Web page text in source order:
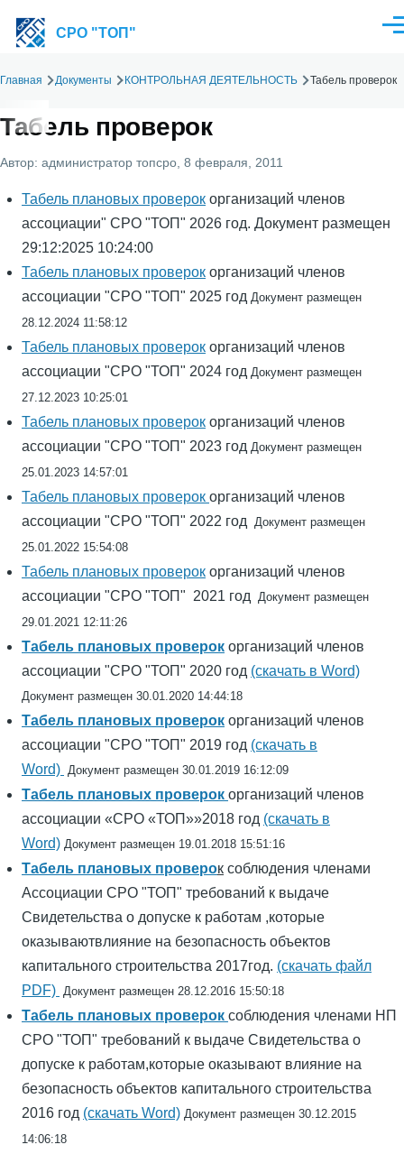
СРО "ТОП"
Строка
навигации
Главная Документы КОНТРОЛЬНАЯ ДЕЯТЕЛЬНОСТЬ Табель проверок
Табель проверок
Автор: администратор топсро , 8 февраля, 2011
Табель плановых проверок организаций членов
ассоциации" СРО "ТОП" 2026 год. Документ размещен
29:12:2025 10:24:00
Табель плановых проверок организаций членов
ассоциации "СРО "ТОП" 2025 год Документ размещен
28.12.2024 11:58:12
Табель плановых проверок организаций членов
ассоциации "СРО "ТОП" 2024 год Документ размещен
27.12.2023 10:25:01
Табель плановых проверок организаций членов
ассоциации "СРО "ТОП" 2023 год Документ размещен
25.01.2023 14:57:01
Табель плановых проверок организаций членов
ассоциации "СРО "ТОП" 2022 год
Документ размещен
25.01.2022 15:54:08
Табель плановых проверок организаций членов
ассоциации "СРО "ТОП" 2021 год
Документ размещен
29.01.2021 12:11:26
Табель плановых проверок организаций членов
ассоциации "СРО "ТОП" 2020 год (скачать в Word)
Документ размещен 30.01.2020 14:44:18
Табель плановых проверок организаций членов
ассоциации "СРО "ТОП" 2019 год (скачать в
Word) Документ размещен 30.01.2019 16:12:09
Табель плановых проверок организаций членов
ассоциации «СРО «ТОП»»2018 год (скачать в
Word) Документ размещен 19.01.2018 15:51:16
Табель плановых проверок соблюдения членами
Ассоциации СРО "ТОП" требований к выдаче
Свидетельства о допуске к работам ,которые
оказываютвлияние на безопасность объектов
капитального строительства 2017год. (скачать файл
PDF) Документ размещен 28.12.2016 15:50:18
Табель плановых проверок соблюдения членами НП
СРО "ТОП" требований к выдаче Свидетельства о
допуске к работам,которые оказывают влияние на
безопасность объектов капитального строительства
2016 год (скачать Word) Документ размещен 30.12.2015
14:06:18